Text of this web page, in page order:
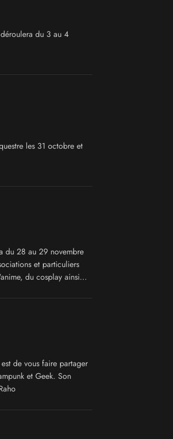
du 3 au 4
les 31 octobre et
du 28 au 29 novembre
et particuliers
du cosplay ainsi
de vous faire partager
et Geek. Son